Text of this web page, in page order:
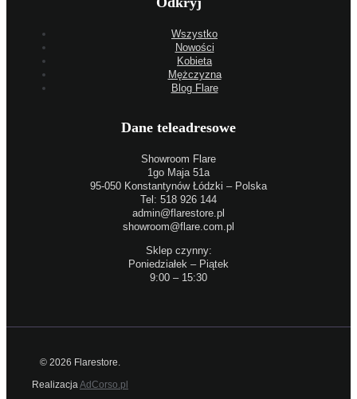
Wszystko
Nowości
Kobieta
Mężczyzna
Blog Flare
Dane teleadresowe
Showroom Flare
1go Maja 51a
95-050 Konstantynów Łódzki – Polska
Tel: 518 926 144
admin@flarestore.pl
showroom@flare.com.pl
Sklep czynny:
Poniedziałek – Piątek
9:00 – 15:30
© 2026 Flarestore.
RealizacjaAdCorso.pl